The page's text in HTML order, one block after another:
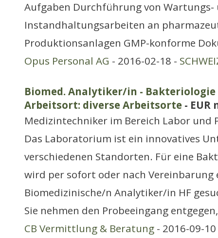
Aufgaben Durchführung von Wartungs-
Instandhaltungsarbeiten an
Produktionsanlagen GMP-konforme
Opus Personal AG - 2016-02-18 -
Biomed. Analytiker/in - Bakteriologie
Arbeitsort: diverse Arbeitsorte -
Medizintechniker im Bereich Labor und
Das Laboratorium ist ein innovatives
verschiedenen Standorten. Für eine
wird per sofort oder nach Vereinbarung
Biomedizinische/n Analytiker/in HF
Sie nehmen den Probeeingang entgegen,
CB Vermittlung & Beratung - 2016-09-